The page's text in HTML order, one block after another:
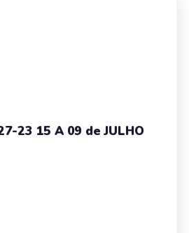
23 15 A 09 de JULHO